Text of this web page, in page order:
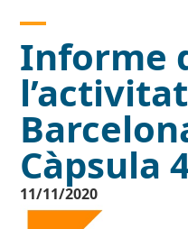
Informe
Càpsula
11/11/2020